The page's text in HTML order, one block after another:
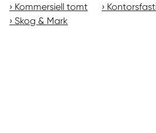
Kommersiell tomt
Skog & Mark